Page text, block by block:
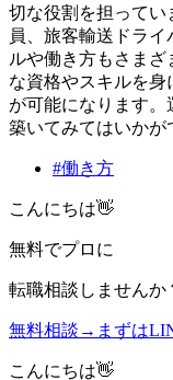
切な役割を担ってい
員、旅客輸送ドラ
ルや働き方もさま
な資格やスキルを
が可能になります
築いてみてはいかが
#働き方
こんにちは👋
無料でプロに
転職相談 しませんか
無料相談 → まずは
こんにちは👋